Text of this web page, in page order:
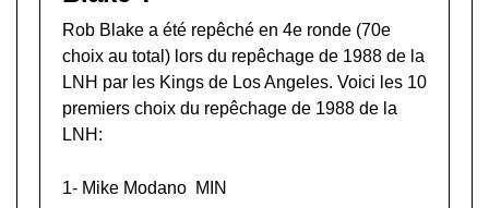
Rob Blake a été repêché en 4e ronde (70e
choix au total) lors du repêchage de 1988 de la
LNH par les Kings de Los Angeles. Voici les 10
premiers choix du repêchage de 1988 de la
LNH:
1- Mike Modano MIN